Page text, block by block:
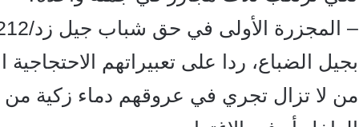
بجيل الضباع، ردا على تعبيراتهم الاحتجاجية
من لا تزال تجري في عروقهم دماء زكية من